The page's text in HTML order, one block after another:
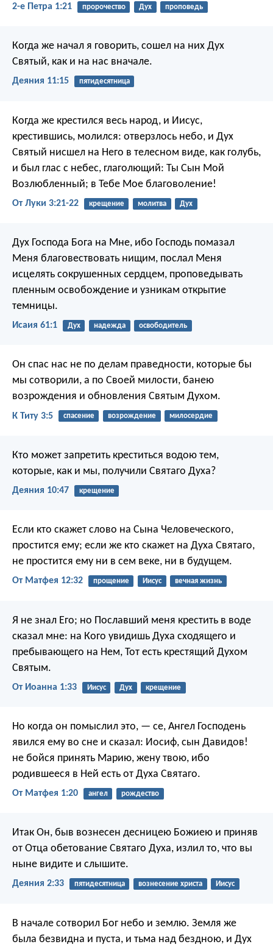
2-е Петра 1:21 пророчество Дух проповедь
Когда же начал я говорить, сошел на них Дух
Святый, как и на нас вначале.
Деяния 11:15 пятидесятница
Когда же крестился весь народ, и Иисус,
крестившись, молился: отверзлось небо, и Дух
Святый нисшел на Него в телесном виде, как голубь,
и был глас с небес, глаголющий: Ты Сын Мой
Возлюбленный; в Тебе Мое благоволение!
От Луки 3:21-22 крещение молитва Дух
Дух Господа Бога на Мне, ибо Господь помазал
Меня благовествовать нищим, послал Меня
исцелять сокрушенных сердцем, проповедывать
пленным освобождение и узникам открытие
темницы.
Исаия 61:1 Дух надежда освободитель
Он спас нас не по делам праведности, которые бы
мы сотворили, а по Своей милости, банею
возрождения и обновления Святым Духом.
К Титу 3:5 спасение возрождение милосердие
Кто может запретить креститься водою тем,
которые, как и мы, получили Святаго Духа?
Деяния 10:47 крещение
Если кто скажет слово на Сына Человеческого,
простится ему; если же кто скажет на Духа Святаго,
не простится ему ни в сем веке, ни в будущем.
От Матфея 12:32 прощение Иисус вечная жизнь
Я не знал Его; но Пославший меня крестить в воде
сказал мне: на Кого увидишь Духа сходящего и
пребывающего на Нем, Тот есть крестящий Духом
Святым.
От Иоанна 1:33 Иисус Дух крещение
Но когда он помыслил это, — се, Ангел Господень
явился ему во сне и сказал: Иосиф, сын Давидов!
не бойся принять Марию, жену твою, ибо
родившееся в Ней есть от Духа Святаго.
От Матфея 1:20 ангел рождество
Итак Он, быв вознесен десницею Божиею и приняв
от Отца обетование Святаго Духа, излил то, что вы
ныне видите и слышите.
Деяния 2:33 пятидесятница вознесение христа Иисус
В начале сотворил Бог небо и землю. Земля же
была безвидна и пуста, и тьма над бездною, и Дух